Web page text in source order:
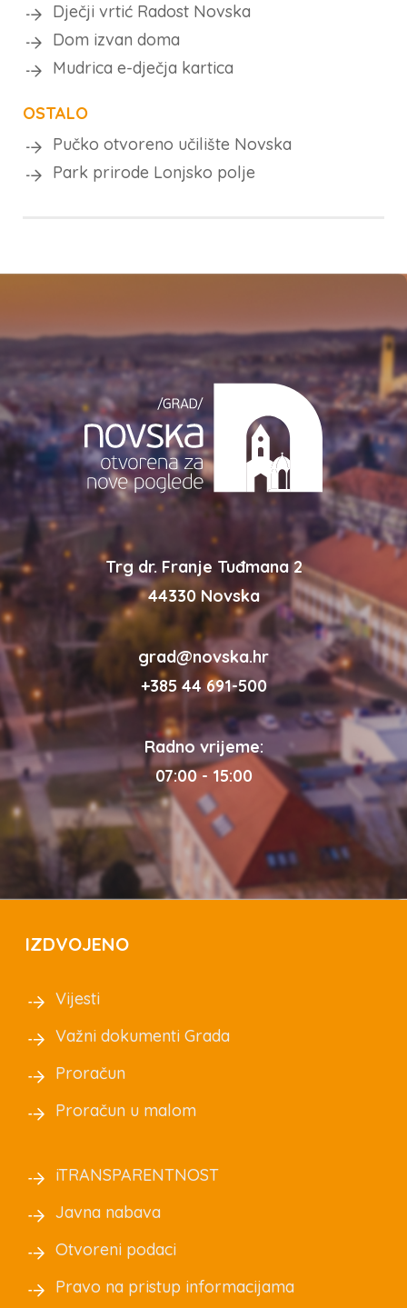
Dječji vrtić Radost Novska
Dom izvan doma
Mudrica e-dječja kartica
OSTALO
Pučko otvoreno učilište Novska
Park prirode Lonjsko polje
Trg dr. Franje Tuđmana 2
44330 Novska
grad@novska.hr
+385 44 691-500
Radno vrijeme:
07:00 - 15:00
IZDVOJENO
Vijesti
Važni dokumenti Grada
Proračun
Proračun u malom
iTRANSPARENTNOST
Javna nabava
Otvoreni podaci
Pravo na pristup informacijama